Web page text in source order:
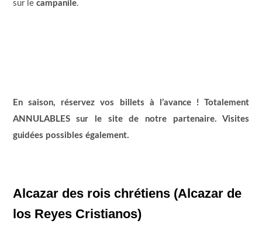
sur le campanile.
En saison, réservez vos billets à l’avance ! Totalement
ANNULABLES sur le site de notre partenaire. Visites
guidées possibles également.
Alcazar des rois chrétiens (Alcazar de
los Reyes Cristianos)